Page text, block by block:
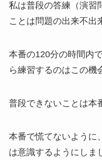
私は普段の答練（演習
ことは問題の出来不出
本番の120分の時間内
ら練習するのはこの機
普段できないことは本
本番で慌てないように
は意識するようにしま